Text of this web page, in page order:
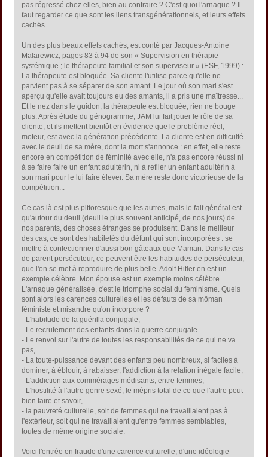
pas régressé chez elles, bien au contraire ? C'est quoi l'arnaque ? Il
faut regarder ce que sont les liens transgénérationnels, et leurs effets
cachés.
Un des plus beaux effets cachés, est conté par Jacques-Antoine
Malarewicz, pages 83 à 94 de son « Supervision en thérapie
systémique ; le thérapeute familial et son superviseur » (ESF, 1999) :
La thérapeute est bloquée. Sa cliente l'utilise parce qu'elle ne
parvient pas à se séparer de son amant. Le jour où son mari s'est
aperçu qu'elle avait toujours eu des amants, il a pris une maîtresse...
Et le nez dans le guidon, la thérapeute est bloquée, rien ne bouge
plus. Après étude du génogramme, JAM lui fait jouer le rôle de sa
cliente, et ils mettent bientôt en évidence que le problème réel,
moteur, est avec la génération précédente. La cliente est en difficulté
avec le deuil de sa mère, dont la mort s'annonce : en effet, elle reste
encore en compétition de féminité avec elle, n'a pas encore réussi ni
à se faire faire un enfant adultérin, ni à refiler un enfant adultérin à
son mari pour le lui faire élever. Sa mère reste donc victorieuse de la
compétition...
Ce cas là est plus pittoresque que les autres, mais le fait général est
qu'autour du deuil (deuil le plus souvent anticipé, de nos jours) de
nos parents, des choses étranges se produisent. Dans le meilleur
des cas, ce sont des habiletés du défunt qui sont incorporées : se
mettre à confectionner d'aussi bon gâteaux que Maman. Dans le cas
de parent persécuteur, ce peuvent être les habitudes de persécuteur,
que l'on se met à reproduire de plus belle. Adolf Hitler en est un
exemple célèbre. Mon épouse est un exemple moins célèbre.
L'arnaque généralisée, c'est le triomphe social du féminisme. Quels
sont alors les carences culturelles et les défauts de sa môman
féministe et misandre qu'on incorpore ?
- L'habitude de la guérilla conjugale,
- Le recrutement des enfants dans la guerre conjugale
- Le renvoi sur l'autre de toutes les responsabilités de ce qui ne va
pas,
- La toute-puissance devant des enfants peu nombreux, si faciles à
dominer, à éblouir, à rabaisser, l'addiction à la relation inégale facile,
- L'addiction aux commérages médisants, entre femmes,
- L'hostilité à l'autre genre sexé, le mépris total de ce que l'autre peut
bien faire et savoir,
- la pauvreté culturelle, soit de femmes qui ne travaillaient pas à
l'extérieur, soit qui ne travaillaient qu'entre femmes semblables,
toutes de même origine sociale.
Voici l'entrée en fraude d'une carence culturelle, d'une idéologie